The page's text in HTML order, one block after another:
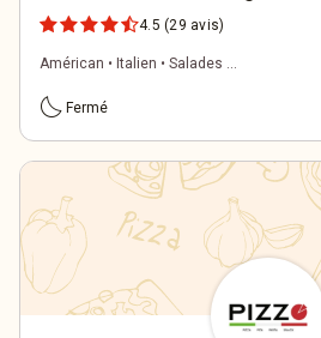
4.5 (29 avis)
Américan • Italien • Salades ...
bedtime Fermé